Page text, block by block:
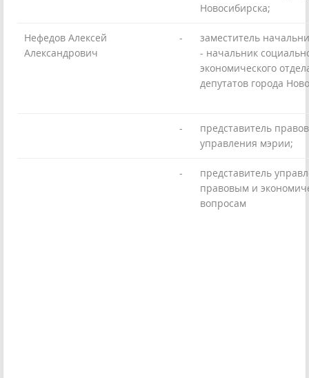
Новосибирска;
Нефедов Алексей
Александрович
-
заместитель
- начальник
экономического
депутатов города
-
представитель
управления мэрии;
-
представитель
правовым и
вопросам